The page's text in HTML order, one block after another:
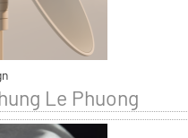
Le Phuong